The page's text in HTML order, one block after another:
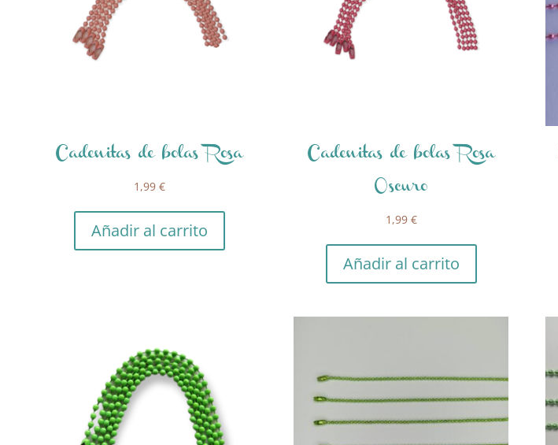
Cadenitas de bolas Rosa
1,99€
Añadir al carrito
Cadenitas de bolas Rosa
Oscuro
1,99 €
Añadir al carrito